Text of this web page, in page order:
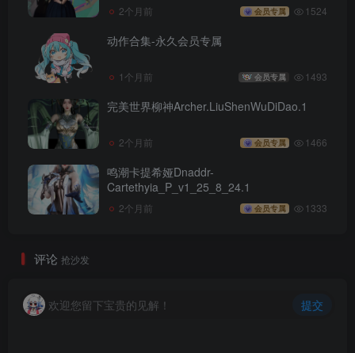
2个月前 会员专属 1524
动作合集-永久会员专属
1个月前 会员专属 1493
完美世界柳神Archer.LiuShenWuDiDao.1
2个月前 会员专属 1466
鸣潮卡提希娅Dnaddr-
Cartethyia_P_v1_25_8_24.1
2个月前 会员专属 1333
评论 抢沙发
欢迎您留下宝贵的见解！ 提交